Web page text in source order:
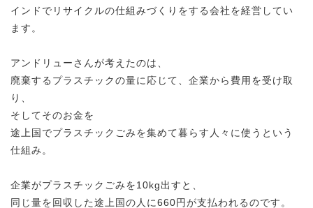
インドでリサイクルの仕組みづくりをする会社を経営してい
ます。
アンドリューさんが考えたのは、
廃棄するプラスチックの量に応じて、企業から費用を受け取
り、
そしてそのお金を
途上国でプラスチックごみを集めて暮らす人々に使うという
仕組み。
企業がプラスチックごみを10kg出すと、
同じ量を回収した途上国の人に660円が支払われるのです。